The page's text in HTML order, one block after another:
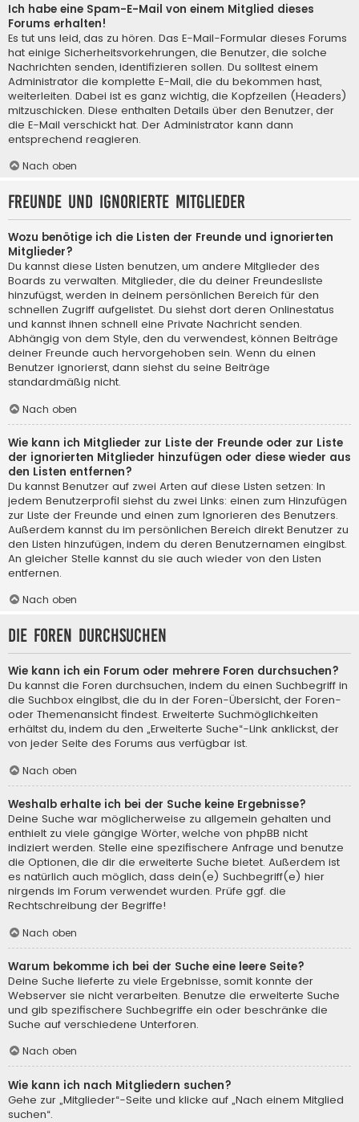
Ich habe eine Spam-E-Mail von einem Mitglied dieses
Forums erhalten!
Es tut uns leid, das zu hören. Das E-Mail-Formular dieses Forums
hat einige Sicherheitsvorkehrungen, die Benutzer, die solche
Nachrichten senden, identifizieren sollen. Du solltest einem
Administrator die komplette E-Mail, die du bekommen hast,
weiterleiten. Dabei ist es ganz wichtig, die Kopfzeilen (Headers)
mitzuschicken. Diese enthalten Details über den Benutzer, der
die E-Mail verschickt hat. Der Administrator kann dann
entsprechend reagieren.
Nach oben
Freunde und ignorierte Mitglieder
Wozu benötige ich die Listen der Freunde und ignorierten
Mitglieder?
Du kannst diese Listen benutzen, um andere Mitglieder des
Boards zu verwalten. Mitglieder, die du deiner Freundesliste
hinzufügst, werden in deinem persönlichen Bereich für den
schnellen Zugriff aufgelistet. Du siehst dort deren Onlinestatus
und kannst ihnen schnell eine Private Nachricht senden.
Abhängig von dem Style, den du verwendest, können Beiträge
deiner Freunde auch hervorgehoben sein. Wenn du einen
Benutzer ignorierst, dann siehst du seine Beiträge
standardmäßig nicht.
Nach oben
Wie kann ich Mitglieder zur Liste der Freunde oder zur Liste
der ignorierten Mitglieder hinzufügen oder diese wieder aus
den Listen entfernen?
Du kannst Benutzer auf zwei Arten auf diese Listen setzen: In
jedem Benutzerprofil siehst du zwei Links: einen zum Hinzufügen
zur Liste der Freunde und einen zum Ignorieren des Benutzers.
Außerdem kannst du im persönlichen Bereich direkt Benutzer zu
den Listen hinzufügen, indem du deren Benutzernamen eingibst.
An gleicher Stelle kannst du sie auch wieder von den Listen
entfernen.
Nach oben
Die Foren durchsuchen
Wie kann ich ein Forum oder mehrere Foren durchsuchen?
Du kannst die Foren durchsuchen, indem du einen Suchbegriff in
die Suchbox eingibst, die du in der Foren-Übersicht, der Foren-
oder Themenansicht findest. Erweiterte Suchmöglichkeiten
erhältst du, indem du den „Erweiterte Suche“-Link anklickst, der
von jeder Seite des Forums aus verfügbar ist.
Nach oben
Weshalb erhalte ich bei der Suche keine Ergebnisse?
Deine Suche war möglicherweise zu allgemein gehalten und
enthielt zu viele gängige Wörter, welche von phpBB nicht
indiziert werden. Stelle eine spezifischere Anfrage und benutze
die Optionen, die dir die erweiterte Suche bietet. Außerdem ist
es natürlich auch möglich, dass dein(e) Suchbegriff(e) hier
nirgends im Forum verwendet wurden. Prüfe ggf. die
Rechtschreibung der Begriffe!
Nach oben
Warum bekomme ich bei der Suche eine leere Seite?
Deine Suche lieferte zu viele Ergebnisse, somit konnte der
Webserver sie nicht verarbeiten. Benutze die erweiterte Suche
und gib spezifischere Suchbegriffe ein oder beschränke die
Suche auf verschiedene Unterforen.
Nach oben
Wie kann ich nach Mitgliedern suchen?
Gehe zur „Mitglieder“-Seite und klicke auf „Nach einem Mitglied
suchen“.